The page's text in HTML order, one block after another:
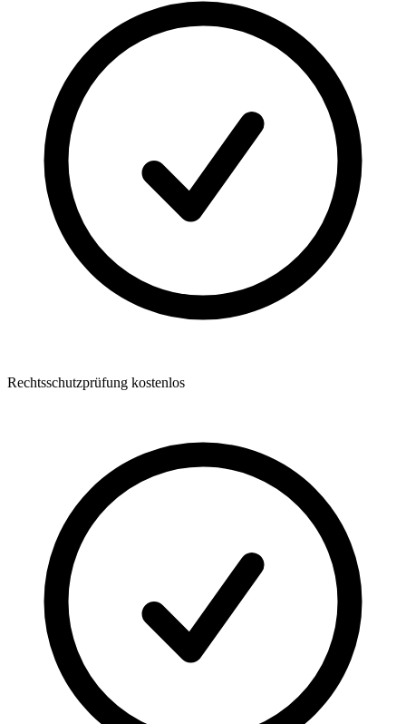
Rechtsschutzprüfung kostenlos